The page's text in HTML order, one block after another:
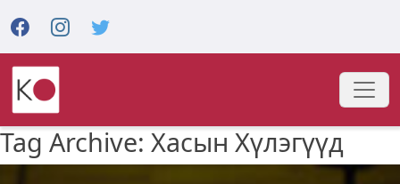
Tag Archive: Хасын Хүлэгүүд